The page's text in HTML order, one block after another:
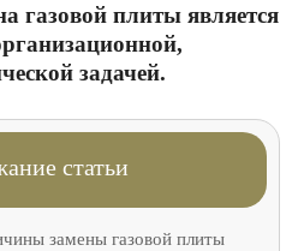
газовой плиты является
задачей.
статьи
замены газовой плиты